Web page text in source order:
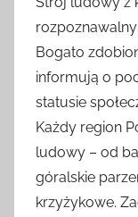
Bogato
informują o
statusie
Każdy region
ludowy – od
góralskie
krzyżykowe.